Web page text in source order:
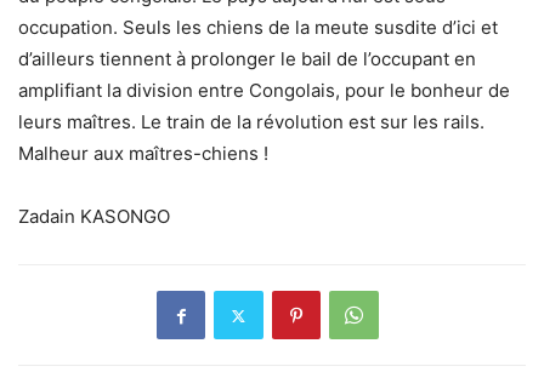
occupation. Seuls les chiens de la meute susdite d’ici et
d’ailleurs tiennent à prolonger le bail de l’occupant en
amplifiant la division entre Congolais, pour le bonheur de
leurs maîtres. Le train de la révolution est sur les rails.
Malheur aux maîtres-chiens !
Zadain KASONGO